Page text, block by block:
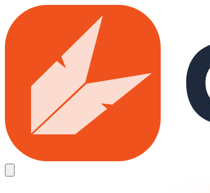
Skip to main content